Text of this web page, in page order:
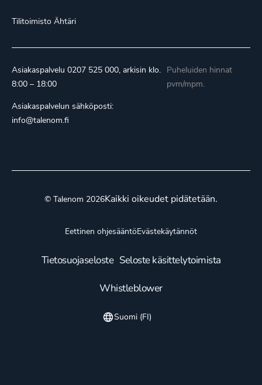
Tilitoimisto Ähtäri
Asiakaspalvelu 0207 525 000, arkisin klo.
8:00 – 18:00
Asiakaspalvelun sähköposti:
info@talenom.fi
Puheluiden hinnat
pvm/mpm.
© Talenom 2026Kaikki oikeudet pidätetään.
Eettinen ohjesääntöEvästekäytännöt
Tietosuojaseloste Seloste käsittelytoimista
Whistleblower
Suomi (FI)